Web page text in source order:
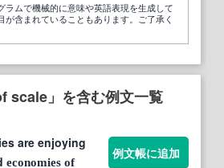
ラムで機械的に意味や英語表現を生成して
が含まれていることもあります。ご了承く
scale」を含む例文一覧
are enjoying
economies of
例文帳に追加